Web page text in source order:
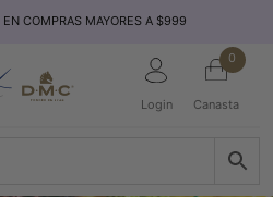
COMPRAS MAYORES A $999
Login
0
Canasta